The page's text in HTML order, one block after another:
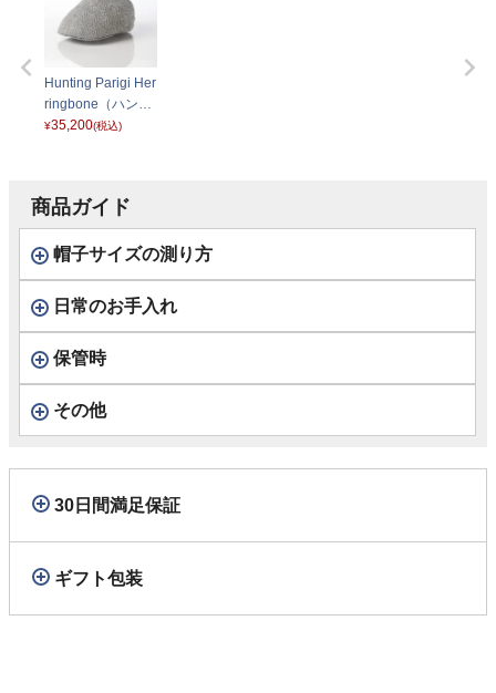
Hunting Parigi Her
ringbone（ハンチ
ング パリギ ヘリン
¥35,200(税込)
商品ガイド
帽子サイズの測り方
日常のお手入れ
保管時
その他
30日間満足保証
ギフト包装